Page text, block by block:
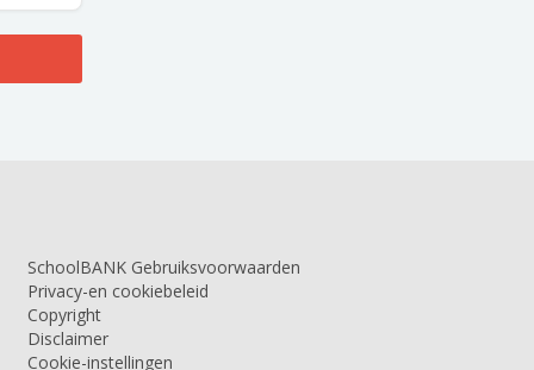
SchoolBANK Gebruiksvoorwaarden
Privacy-en cookiebeleid
Copyright
Disclaimer
Cookie-instellingen